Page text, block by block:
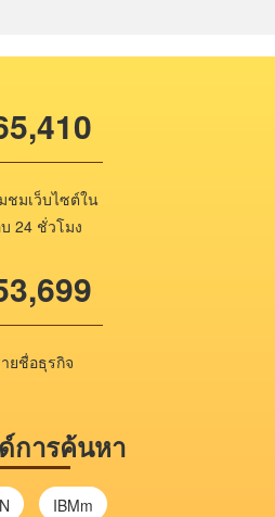
ชมเว็บไซต์ใน
24 ชั่วโมง
ยชื่อธุรกิจ
การค้นหา
IBMm